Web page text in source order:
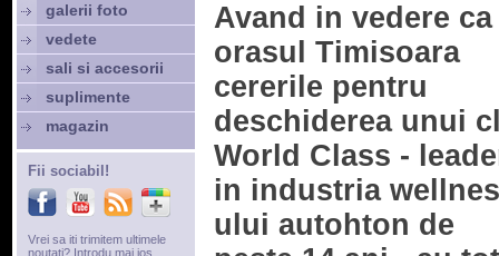
Avand in vedere
orasul Timisoara
cererile pentru
deschiderea unui
World Class -
in industria
ului autohton de
galerii foto
vedete
sali si accesorii
suplimente
magazin
Fii sociabil!
Vrei sa iti trimitem ultimele
noutati? Introdu mai jos